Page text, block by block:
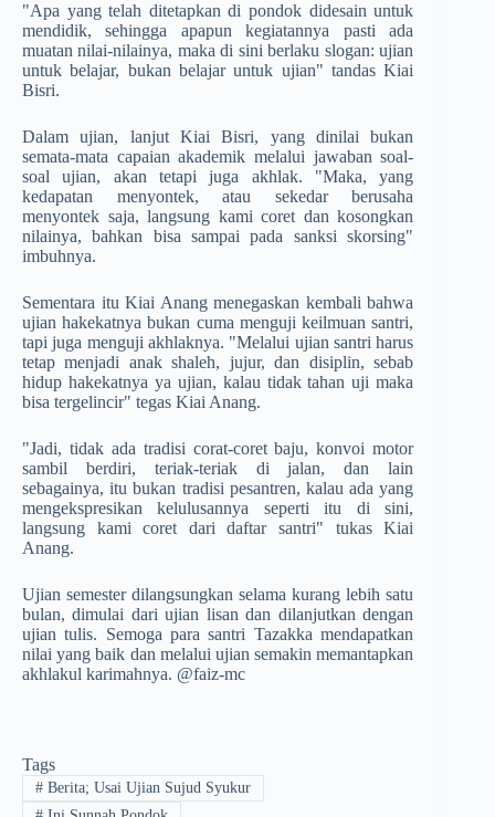
"Apa yang telah ditetapkan di pondok didesain untuk
mendidik, sehingga apapun kegiatannya pasti ada
muatan nilai-nilainya, maka di sini berlaku slogan: ujian
untuk belajar, bukan belajar untuk ujian" tandas Kiai
Bisri.
Dalam ujian, lanjut Kiai Bisri, yang dinilai bukan
semata-mata capaian akademik melalui jawaban soal-
soal ujian, akan tetapi juga akhlak. "Maka, yang
kedapatan menyontek, atau sekedar berusaha
menyontek saja, langsung kami coret dan kosongkan
nilainya, bahkan bisa sampai pada sanksi skorsing"
imbuhnya.
Sementara itu Kiai Anang menegaskan kembali bahwa
ujian hakekatnya bukan cuma menguji keilmuan santri,
tapi juga menguji akhlaknya. "Melalui ujian santri harus
tetap menjadi anak shaleh, jujur, dan disiplin, sebab
hidup hakekatnya ya ujian, kalau tidak tahan uji maka
bisa tergelincir" tegas Kiai Anang.
"Jadi, tidak ada tradisi corat-coret baju, konvoi motor
sambil berdiri, teriak-teriak di jalan, dan lain
sebagainya, itu bukan tradisi pesantren, kalau ada yang
mengekspresikan kelulusannya seperti itu di sini,
langsung kami coret dari daftar santri" tukas Kiai
Anang.
Ujian semester dilangsungkan selama kurang lebih satu
bulan, dimulai dari ujian lisan dan dilanjutkan dengan
ujian tulis. Semoga para santri Tazakka mendapatkan
nilai yang baik dan melalui ujian semakin memantapkan
akhlakul karimahnya. @faiz-mc
Tags
#Berita; Usai Ujian Sujud Syukur